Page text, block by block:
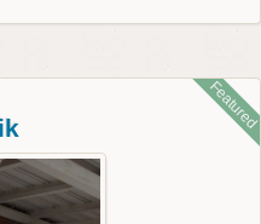
Featured